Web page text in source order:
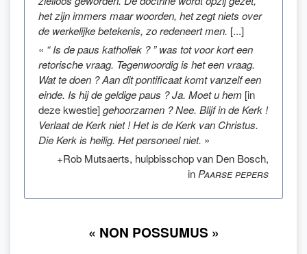
het zijn immers maar woorden, het zegt niets over
de werkelijke betekenis, zo redeneert men. [...]
« “ Is de paus katholiek ? ” was tot voor kort een
retorische vraag. Tegenwoordig is het een vraag.
Wat te doen ? Aan dit pontificaat komt vanzelf een
einde. Is hij de geldige paus ? Ja. Moet u hem [in
deze kwestie]gehoorzamen ? Nee. Blijf in de Kerk !
Verlaat de Kerk niet ! Het is de Kerk van Christus.
Die Kerk is heilig. Het personeel niet. »
+Rob Mutsaerts, hulpbisschop van Den Bosch,
in Paarse pepers
« NON POSSUMUS »